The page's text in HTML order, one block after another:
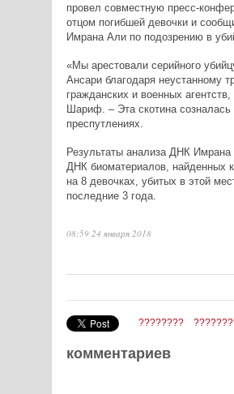
провел совместную пресс-
отцом погибшей девочки и
Имрана Али по подозрению в
«Мы арестовали серийного
Ансари благодаря неустанному
гражданских и военных агентств,
Шариф. – Эта скотина созналась
преспутлениях.
Результаты анализа ДНК Имрана
ДНК биоматериалов, найденных
на 8 девочках, убитых в этой
последние 3 года.
08:59 24 января 2018
????????
комментариев